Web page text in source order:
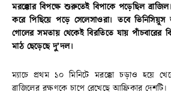
মরক্কোর বিপক্ষে শুরুতেই বিপাকে পড়েছিল
করে পিছিয়ে পড়ে সেলেসাওরা। তবে ভিনিসিয়ূস
গোলের সমতায় থেকেই বিরতিতে যায় পাঁচবারের
মাঠ ছেড়েছে দু’দল।
ম্যাচে প্রথম ১০ মিনিটে মরক্কো চড়াও হয়ে
ব্রাজিলের রক্ষণকে চাপে রেখেছে আফ্রিকার দেশটি।